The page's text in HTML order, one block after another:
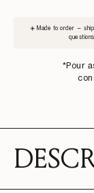
☀️ Made to order —
*Pour